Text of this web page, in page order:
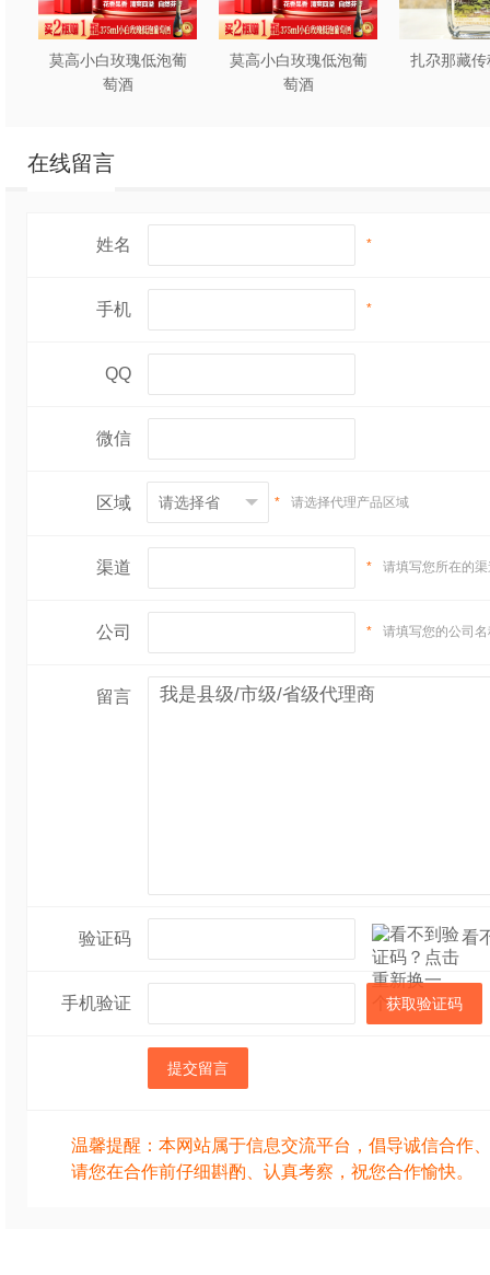
莫高小白玫瑰低泡葡
萄酒
莫高小白玫瑰低泡葡
萄酒
扎尕那藏
在线留言
姓名 *
手机 *
QQ
微信
区域 * 请选择代理产品区域
渠道 * 请填写您所在的
公司 * 请填写您的公司
留言
验证码 看
手机验证 获取验证码
提交留言
温馨提醒：本网站属于信息交流平台，倡导诚信合作
请您在合作前仔细斟酌、认真考察，祝您合作愉快。